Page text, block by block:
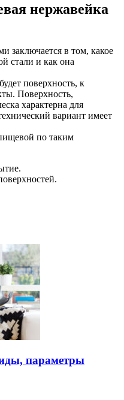
нержавейка
заключается в том, какое
стали и как она
поверхность, к
Поверхность,
характерна для
вариант имеет
по таким
параметры